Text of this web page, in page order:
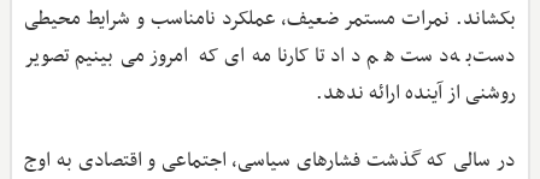
بکشاند. نمرات مستمر ضعیف، عملکرد نامناسب و شرایط محیطی
دست‌به‌دست هم داد تا کارنامه‌ای که امروز می‌بینیم تصویر
روشنی از آینده ارائه ندهد.
در سالی که گذشت فشارهای سیاسی، اجتماعی و اقتصادی به اوج